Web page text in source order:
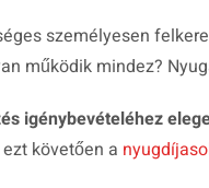
személyesen
működik mindez?
igénybevételéhez
ezt követően a